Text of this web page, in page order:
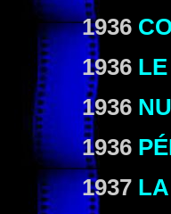
1936
1936
1936
1936
1937